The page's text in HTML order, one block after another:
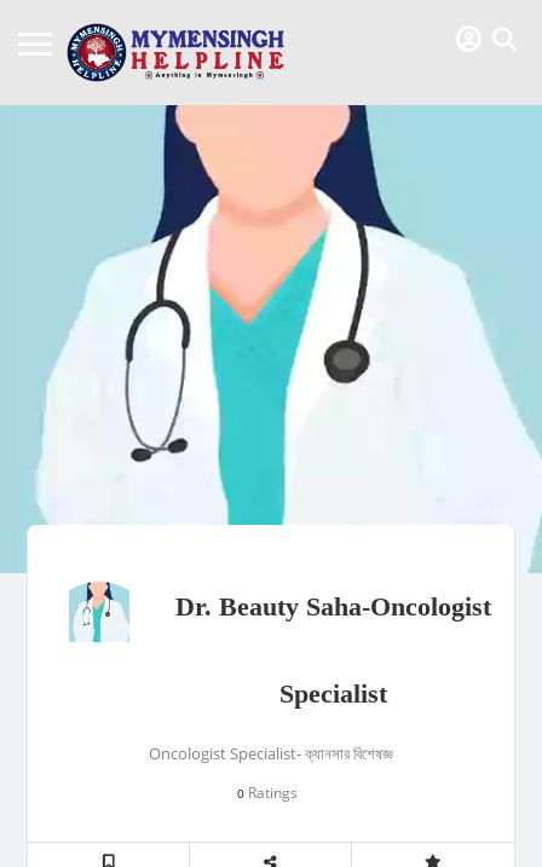
Dr. Beauty Saha-Oncologist
Specialist
Oncologist Specialist- ক্যানসার বিশেষজ্ঞ
0 Ratings